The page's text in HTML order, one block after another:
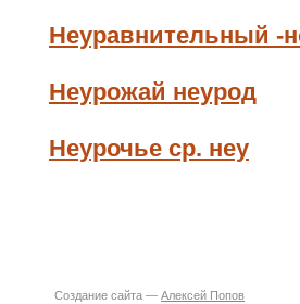
Неуравнительный -
Неурожай неурод
Неурочье ср. неу
Создание сайта — Алексей Попов